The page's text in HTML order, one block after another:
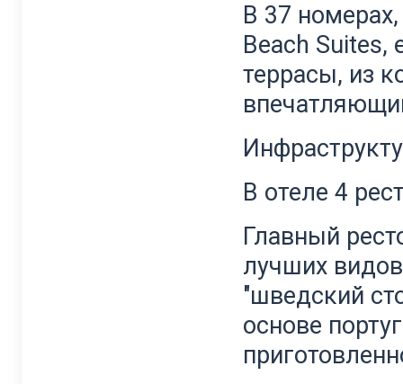
В 37
Beach
террасы, из
В отеле 4
Главный
лучших
"шведский
основе